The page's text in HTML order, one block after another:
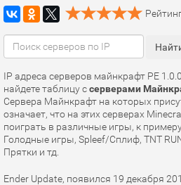
IP адреса серверов майнкрафт PE
найдете таблицу ссерверами
Сервера Майнкрафт на которых
означает, что на этих серверах
поиграть в различные игры, к
Голодные игры, Spleef/Сплиф, TNT
Прятки и тд.
Ender Update, появился 19 декабря